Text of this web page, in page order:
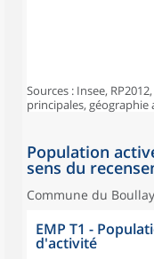
Sources : Insee,
principales, géographie
Population
sens du
Commune du
EMP T1 -
d'activité